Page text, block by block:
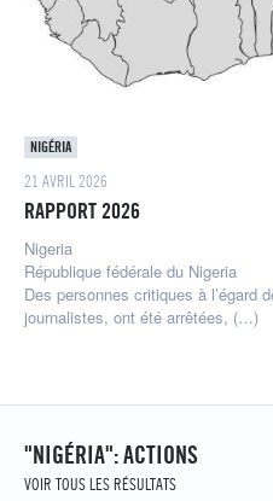
NIGÉRIA
21 AVRIL 2026
RAPPORT 2026
Nigeria
République fédérale du Nigeria
Des personnes critiques à l’égard
journalistes, ont été arrêtées, (…)
"NIGÉRIA": ACTIONS
VOIR TOUS LES RÉSULTATS